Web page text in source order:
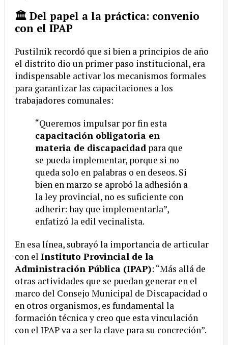
🏛️ Del papel a la práctica: convenio
con el IPAP
Pustilnik recordó que si bien a principios de año
el distrito dio un primer paso institucional, era
indispensable activar los mecanismos formales
para garantizar las capacitaciones a los
trabajadores comunales:
“Queremos impulsar por fin esta
capacitación obligatoria en
materia de discapacidad para que
se pueda implementar, porque si no
queda solo en palabras o en deseos. Si
bien en marzo se aprobó la adhesión a
la ley provincial, no es suficiente con
adherir: hay que implementarla”,
enfatizó la edil vecinalista.
En esa línea, subrayó la importancia de articular
con el Instituto Provincial de la
Administración Pública (IPAP): “Más allá de
otras actividades que se puedan generar en el
marco del Consejo Municipal de Discapacidad o
en otros organismos, es fundamental la
formación técnica y creo que esta vinculación
con el IPAP va a ser la clave para su concreción”.